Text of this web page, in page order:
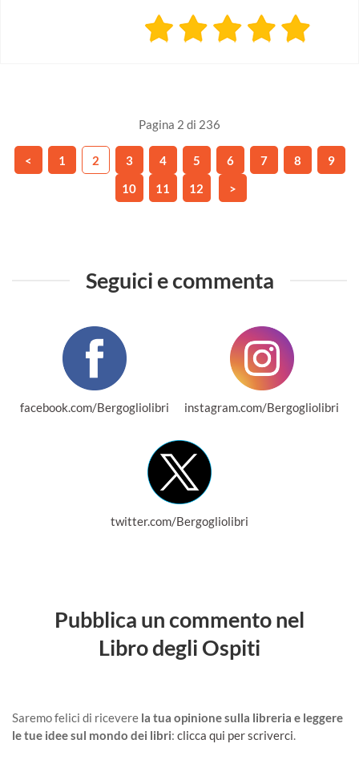
Pagina 2 di 236
< 1 2 3 4 5 6 7 8
9
10
11 12 >
Seguici e commenta
facebook.com/Bergogliolibri instagram.com/Bergogliolibri
twitter.com/Bergogliolibri
Pubblica un commento nel
Libro degli Ospiti
Saremo felici di ricevere la tua opinione sulla libreria e leggere
le tue idee sul mondo dei libri: clicca qui per scriverci.